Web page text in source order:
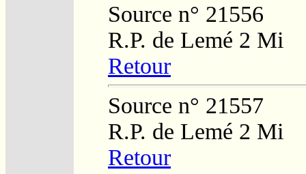
Source n° 21556
R.P. de Lemé 2 Mi
Retour
Source n° 21557
R.P. de Lemé 2 Mi
Retour